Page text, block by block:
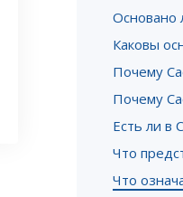
Основано
Каковы
Почему
Почему
Есть ли в
Что
Что